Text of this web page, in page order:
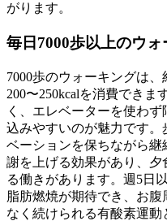
がります。
毎日7000歩以上のウ
7000歩のウォーキングは、
200〜250kcalを消費できま
く、エレベーターを使わ
込みやすいのが魅力です
ベーションを保ちながら
謝を上げる効果があり、夕
る働きがあります。 週5日
脂肪燃焼が期待でき、お腹
なく続けられる有酸素運